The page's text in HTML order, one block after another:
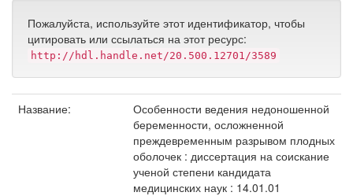
Пожалуйста, используйте этот идентификатор, чтобы
цитировать или ссылаться на этот ресурс:
http://hdl.handle.net/20.500.12701/3589
Название:
Особенности ведения недоношенной
беременности, осложненной
преждевременным разрывом плодных
оболочек : диссертация на соискание
ученой степени кандидата
медицинских наук : 14.01.01